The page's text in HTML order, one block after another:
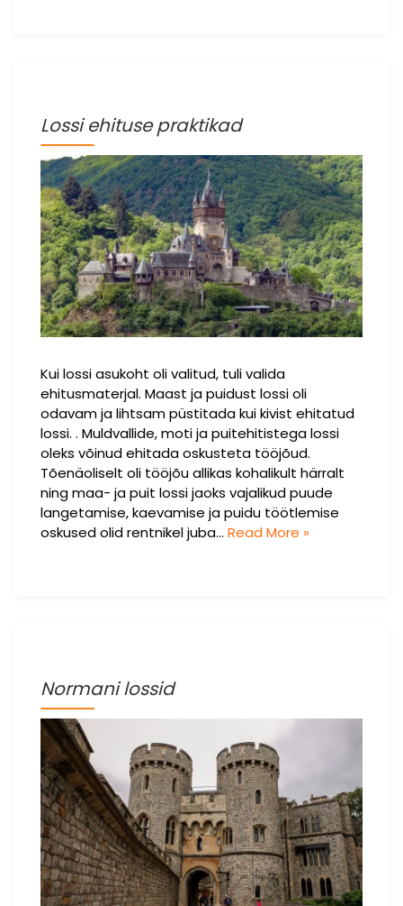
Lossi ehituse praktikad
Kui lossi asukoht oli valitud, tuli valida
ehitusmaterjal. Maast ja puidust lossi oli
odavam ja lihtsam püstitada kui kivist ehitatud
lossi. . Muldvallide, moti ja puitehitistega lossi
oleks võinud ehitada oskusteta tööjõud.
Tõenäoliselt oli tööjõu allikas kohalikult härralt
ning maa- ja puit lossi jaoks vajalikud puude
langetamise, kaevamise ja puidu töötlemise
oskused olid rentnikel juba… Read More »
Normani lossid